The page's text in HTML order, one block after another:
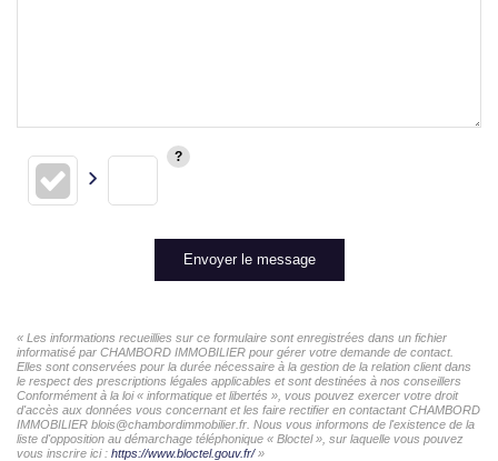
Envoyer le message
« Les informations recueillies sur ce formulaire sont enregistrées dans un fichier
informatisé par CHAMBORD IMMOBILIER pour gérer votre demande de contact.
Elles sont conservées pour la durée nécessaire à la gestion de la relation client dans
le respect des prescriptions légales applicables et sont destinées à nos conseillers
Conformément à la loi « informatique et libertés », vous pouvez exercer votre droit
d'accès aux données vous concernant et les faire rectifier en contactant CHAMBORD
IMMOBILIER blois@chambordimmobilier.fr. Nous vous informons de l'existence de la
liste d'opposition au démarchage téléphonique « Bloctel », sur laquelle vous pouvez
vous inscrire ici : https://www.bloctel.gouv.fr/»